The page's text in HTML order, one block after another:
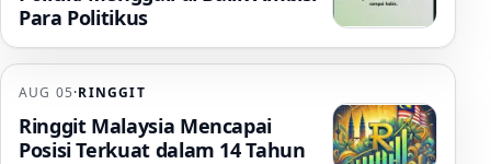
Para Politikus
AUG 05·RINGGIT
Ringgit Malaysia Mencapai
Posisi Terkuat dalam 14 Tahun